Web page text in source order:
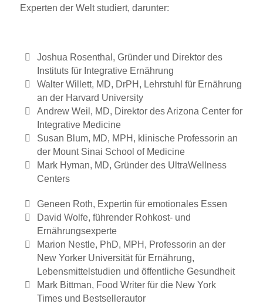
Experten der Welt studiert, darunter:
Joshua Rosenthal, Gründer und Direktor des
Instituts für Integrative Ernährung
Walter Willett, MD, DrPH, Lehrstuhl für Ernährung
an der Harvard University
Andrew Weil, MD, Direktor des Arizona Center for
Integrative Medicine
Susan Blum, MD, MPH, klinische Professorin an
der Mount Sinai School of Medicine
Mark Hyman, MD, Gründer des UltraWellness
Centers
Geneen Roth, Expertin für emotionales Essen
David Wolfe, führender Rohkost- und
Ernährungsexperte
Marion Nestle, PhD, MPH, Professorin an der
New Yorker Universität für Ernährung,
Lebensmittelstudien und öffentliche Gesundheit
Mark Bittman, Food Writer für die New York
Times und Bestsellerautor